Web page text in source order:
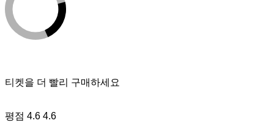
티켓을 더 빨리 구매하세요
평점 4.6 4.6